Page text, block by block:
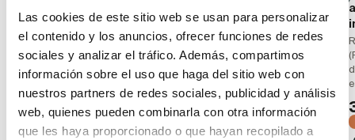
Las cookies de este sitio web se usan para personalizar
el contenido y los anuncios, ofrecer funciones de redes
sociales y analizar el tráfico. Además, compartimos
información sobre el uso que haga del sitio web con
nuestros partners de redes sociales, publicidad y análisis
web, quienes pueden combinarla con otra información
que les haya proporcionado o que hayan recopilado a
Medimex Essential
Sistema de doble fijación
incluido: adhesivo o de
atornillar, acero inoxidable
79,19€93,17€ −15%
(2)
Cosmic Saona
Sobremesa
63,36€ 93,17€
(1)